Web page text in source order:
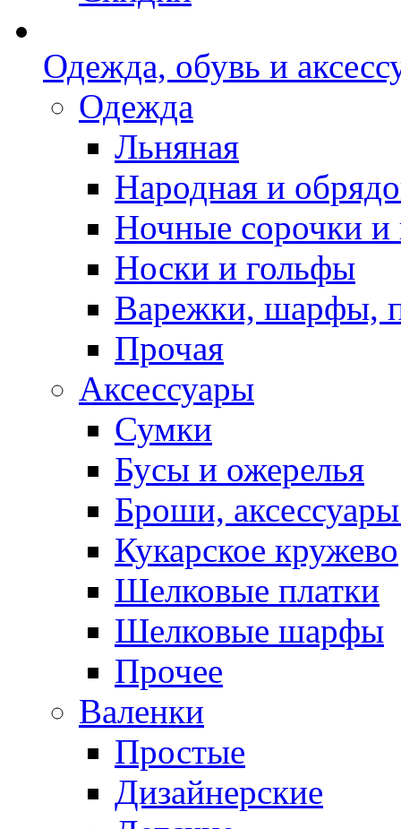
Одежда, обувь и
Одежда
Льняная
Народная и
Ночные сорочки
Носки и гольфы
Варежки, шарфы,
Прочая
Аксессуары
Сумки
Бусы и ожерелья
Броши,
Кукарское кружево
Шелковые платки
Шелковые шарфы
Прочее
Валенки
Простые
Дизайнерские